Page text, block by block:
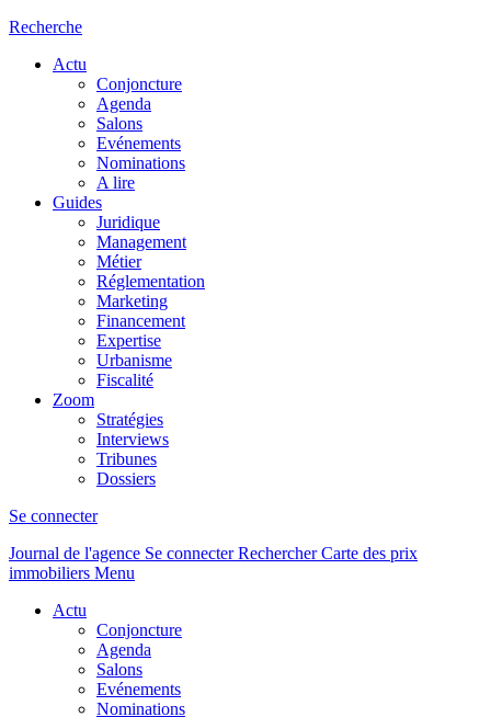
Recherche
Actu
Conjoncture
Agenda
Salons
Evénements
Nominations
A lire
Guides
Juridique
Management
Métier
Réglementation
Marketing
Financement
Expertise
Urbanisme
Fiscalité
Zoom
Stratégies
Interviews
Tribunes
Dossiers
Se connecter
Journal de l'agence Se connecterRechercher Carte des prix
immobiliers Menu
Actu
Conjoncture
Agenda
Salons
Evénements
Nominations